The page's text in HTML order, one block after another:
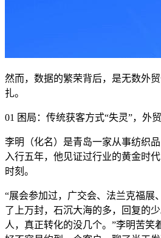
然而，数据的繁荣背后，是无数外
扎。
01 困局：传统获客方式“失灵”，外
李明（化名）是青岛一家从事纺织
入行五年，他见证过行业的黄金时
时刻。
“展会参加过，广交会、法兰克福展
了上万封，石沉大海的多，回复的
人，真正转化的没几个。”李明苦笑